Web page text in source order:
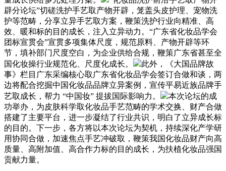
辟分论坛”切磋洗护手艺取产物开辟，笼盖头皮护理、宠物洗
护等范畴，分享立异手艺取方案，鞭策洗护行业向精准、高
效、暖和标的目的成长，注入立异动力。“广东省化妆品学会
团标宣贯会”宣贯多项集体尺度，规范原料、产物开辟等环
节，填补部门尺度空白，为企业供给合规，鞭策广东省甚至全
国化妆操行业规范化、尺度化成长。
此外，《大国品牌故
事》栏目广东采编核心取广东省化妆品学会签订合做和谈，两
边将配合挖掘中国化妆品品牌立异案例，宣传平易近族品牌手
艺取成长，帮力 “中国妆” 提拔国际影响力。
本次论坛的成
功举办，为皮肤科学取化妆品手艺范畴的学术交换、财产合做
搭建了主要平台，进一步凝结了行业共识，明白了立异成长标
的目的。下一步，各方将以本次论坛为契机，持续深化产学研
用协同合做，加速焦点手艺冲破取，鞭策我国化妆品财产向高
质量、高附加值、高合作力标的目的成长，为扶植化妆品强国
贡献力量。